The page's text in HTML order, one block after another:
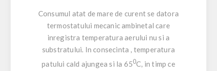
Consumul atat de mare de curent se datora
termostatului mecanic ambinetal care
inregistra temperatura aerului nu si a
substratului. In consecinta , temperatura
patului cald ajungea si la 650C, in timp ce